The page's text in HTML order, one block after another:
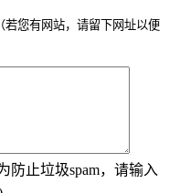
若您有网站，请留下网址以便
为防止垃圾spam，请输入